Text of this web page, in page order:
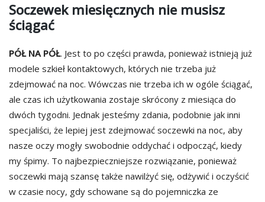
Soczewek miesięcznych nie musisz
ściągać
PÓŁ NA PÓŁ. Jest to po części prawda, ponieważ istnieją już
modele szkieł kontaktowych, których nie trzeba już
zdejmować na noc. Wówczas nie trzeba ich w ogóle ściągać,
ale czas ich użytkowania zostaje skrócony z miesiąca do
dwóch tygodni. Jednak jesteśmy zdania, podobnie jak inni
specjaliści, że lepiej jest zdejmować soczewki na noc, aby
nasze oczy mogły swobodnie oddychać i odpocząć, kiedy
my śpimy. To najbezpieczniejsze rozwiązanie, ponieważ
soczewki mają szansę także nawilżyć się, odżywić i oczyścić
w czasie nocy, gdy schowane są do pojemniczka ze